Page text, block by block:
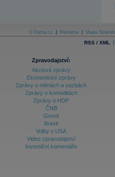
O Patria.cz Reklama Mapa Stránek
RSS / XML |
Zpravodajství:
Akciové zprávy
Ekonomické zprávy
Zprávy o měnách a sazbách
Zprávy o komoditách
Zprávy o HDP
ČNB
Grexit
Brexit
Volby v USA
Video zpravodajství
Investiční komentáře